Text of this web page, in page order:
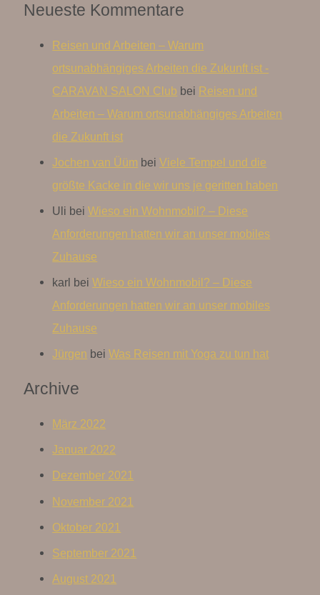
Neueste Kommentare
Reisen und Arbeiten – Warum
ortsunabhängiges Arbeiten die Zukunft ist -
CARAVAN SALON Club bei Reisen und
Arbeiten – Warum ortsunabhängiges Arbeiten
die Zukunft ist
Jochen van Üüm beiViele Tempel und die
größte Kacke in die wir uns je geritten haben
Uli beiWieso ein Wohnmobil? – Diese
Anforderungen hatten wir an unser mobiles
Zuhause
karl beiWieso ein Wohnmobil? – Diese
Anforderungen hatten wir an unser mobiles
Zuhause
Jürgen beiWas Reisen mit Yoga zu tun hat
Archive
März 2022
Januar 2022
Dezember 2021
November 2021
Oktober 2021
September 2021
August 2021